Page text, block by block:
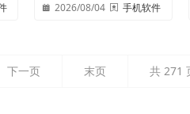
2026/08/04 手机软件
下一页 末页 共 271